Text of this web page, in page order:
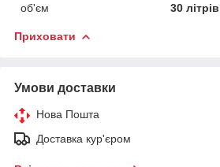
об'єм
30 літрів
Приховати
Умови доставки
Нова Пошта
Доставка кур'єром